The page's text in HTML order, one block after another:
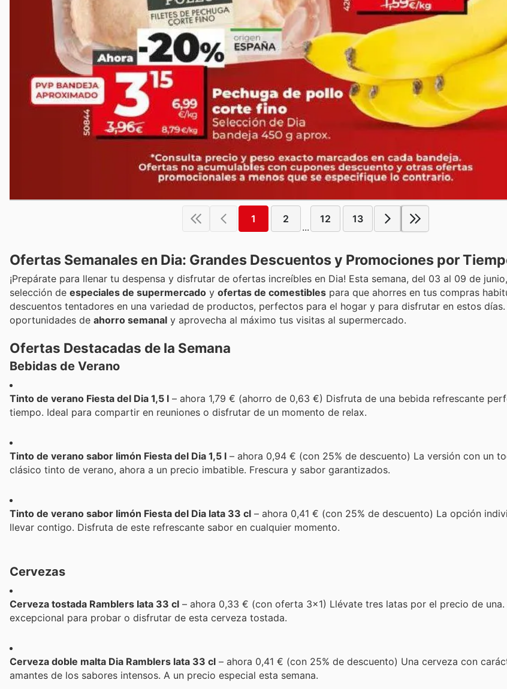
1 2
...
12 13
Ofertas Semanales en Dia: Grandes Descuentos y Promociones por
¡Prepárate para llenar tu despensa y disfrutar de ofertas increíbles en Dia! Esta semana, del 03 al 09 de
selección de especiales de supermercado y ofertas de comestibles para que ahorres en tus compras
descuentos tentadores en una variedad de productos, perfectos para el hogar y para disfrutar en estos
oportunidades de ahorro semanal y aprovecha al máximo tus visitas al supermercado.
Ofertas Destacadas de la Semana
Bebidas de Verano
Tinto de verano Fiesta del Dia 1,5 l – ahora 1,79 € (ahorro de 0,63 €) Disfruta de una bebida refrescante
tiempo. Ideal para compartir en reuniones o disfrutar de un momento de relax.
Tinto de verano sabor limón Fiesta del Dia 1,5 l – ahora 0,94 € (con 25% de descuento) La versión con un
clásico tinto de verano, ahora a un precio imbatible. Frescura y sabor garantizados.
Tinto de verano sabor limón Fiesta del Dia lata 33 cl – ahora 0,41 € (con 25% de descuento) La opción
llevar contigo. Disfruta de este refrescante sabor en cualquier momento.
Cervezas
Cerveza tostada Ramblers lata 33 cl – ahora 0,33 € (con oferta 3x1) Llévate tres latas por el precio de
excepcional para probar o disfrutar de esta cerveza tostada.
Cerveza doble malta Dia Ramblers lata 33 cl – ahora 0,41 € (con 25% de descuento) Una cerveza con
amantes de los sabores intensos. A un precio especial esta semana.